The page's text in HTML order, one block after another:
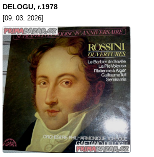
DELOGU, r.1978
[09. 03. 2026]